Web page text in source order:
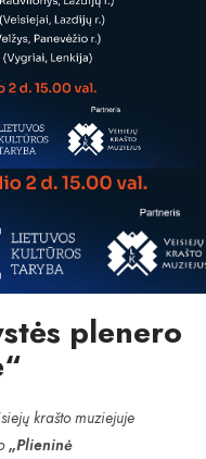
plenero
krašto muziejuje
„Plieninė